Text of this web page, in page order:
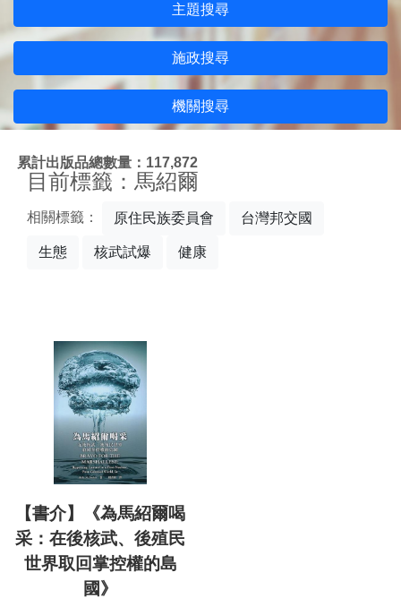
主題搜尋
施政搜尋
機關搜尋
累計出版品總數量：117,872
目前標籤：馬紹爾
相關標籤： 原住民族委員會 台灣邦交國
生態 核武試爆 健康
【書介】《為馬紹爾喝
采：在後核武、後殖民
世界取回掌控權的島
國》